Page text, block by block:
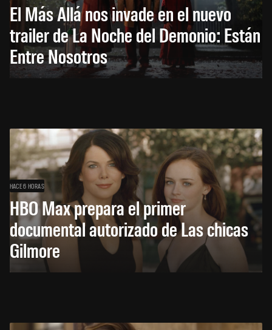
El Más Allá nos invade en el nuevo
trailer de La Noche del Demonio: Están
Entre Nosotros
HACE 6 HORAS
HBO Max prepara el primer
documental autorizado de Las chicas
Gilmore